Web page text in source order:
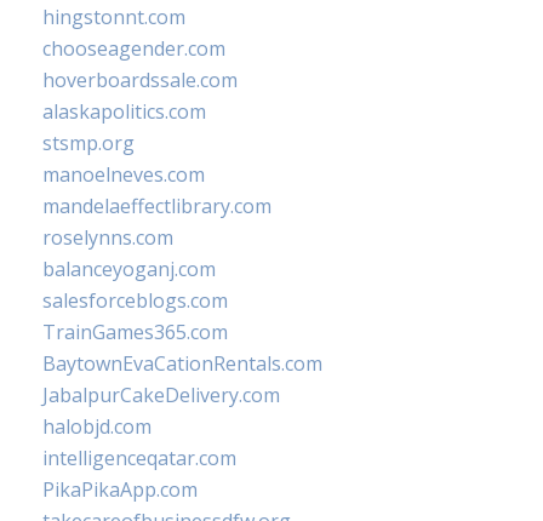
hingstonnt.com
chooseagender.com
hoverboardssale.com
alaskapolitics.com
stsmp.org
manoelneves.com
mandelaeffectlibrary.com
roselynns.com
balanceyoganj.com
salesforceblogs.com
TrainGames365.com
BaytownEvaCationRentals.com
JabalpurCakeDelivery.com
halobjd.com
intelligenceqatar.com
PikaPikaApp.com